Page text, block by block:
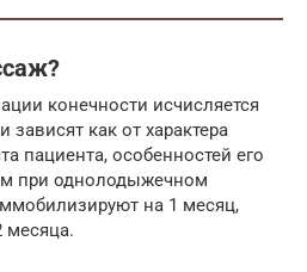
конечности исчисляется
как от характера
пациента, особенностей его
при однолодыжечном
на 1 месяц,
месяца.